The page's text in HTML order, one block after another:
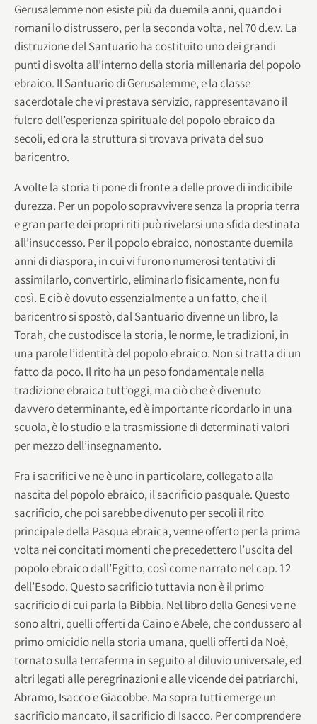
Gerusalemme non esiste più da duemila anni, quando i
romani lo distrussero, per la seconda volta, nel 70 d.e.v. La
distruzione del Santuario ha costituito uno dei grandi
punti di svolta all’interno della storia millenaria del popolo
ebraico. Il Santuario di Gerusalemme, e la classe
sacerdotale che vi prestava servizio, rappresentavano il
fulcro dell’esperienza spirituale del popolo ebraico da
secoli, ed ora la struttura si trovava privata del suo
baricentro.
A volte la storia ti pone di fronte a delle prove di indicibile
durezza. Per un popolo sopravvivere senza la propria terra
e gran parte dei propri riti può rivelarsi una sfida destinata
all’insuccesso. Per il popolo ebraico, nonostante duemila
anni di diaspora, in cui vi furono numerosi tentativi di
assimilarlo, convertirlo, eliminarlo fisicamente, non fu
così. E ciò è dovuto essenzialmente a un fatto, che il
baricentro si spostò, dal Santuario divenne un libro, la
Torah, che custodisce la storia, le norme, le tradizioni, in
una parole l’identità del popolo ebraico. Non si tratta di un
fatto da poco. Il rito ha un peso fondamentale nella
tradizione ebraica tutt’oggi, ma ciò che è divenuto
davvero determinante, ed è importante ricordarlo in una
scuola, è lo studio e la trasmissione di determinati valori
per mezzo dell’insegnamento.
Fra i sacrifici ve ne è uno in particolare, collegato alla
nascita del popolo ebraico, il sacrificio pasquale. Questo
sacrificio, che poi sarebbe divenuto per secoli il rito
principale della Pasqua ebraica, venne offerto per la prima
volta nei concitati momenti che precedettero l’uscita del
popolo ebraico dall’Egitto, così come narrato nel cap. 12
dell’Esodo. Questo sacrificio tuttavia non è il primo
sacrificio di cui parla la Bibbia. Nel libro della Genesi ve ne
sono altri, quelli offerti da Caino e Abele, che condussero al
primo omicidio nella storia umana, quelli offerti da Noè,
tornato sulla terraferma in seguito al diluvio universale, ed
altri legati alle peregrinazioni e alle vicende dei patriarchi,
Abramo, Isacco e Giacobbe. Ma sopra tutti emerge un
sacrificio mancato, il sacrificio di Isacco. Per comprendere